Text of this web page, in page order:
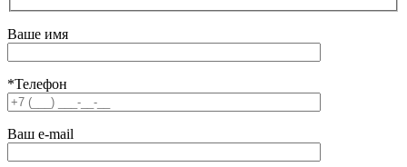
Ваше имя
*Телефон
Ваш e-mail